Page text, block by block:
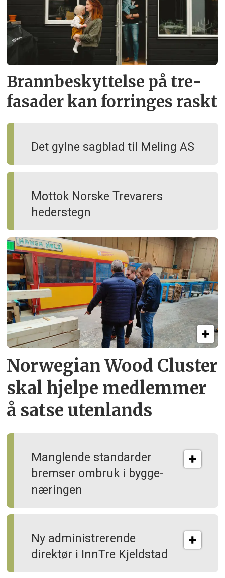
Brann­beskyttelse på tre­
fasader kan forringes raskt
Det gylne sagblad til Meling AS
Mottok Norske Trevarers
hederstegn
Norwegian Wood Cluster
skal hjelpe medlemmer
å satse utenlands
Manglende standarder
bremser ombruk i bygge­
næringen
Ny administrerende
direktør i InnTre Kjeldstad